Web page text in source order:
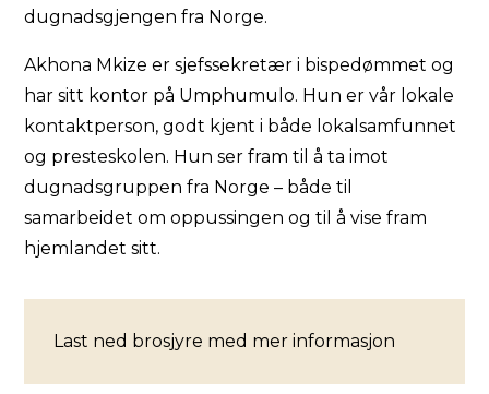
dugnadsgjengen fra Norge.
Akhona Mkize er sjefssekretær i bispedømmet og
har sitt kontor på Umphumulo. Hun er vår lokale
kontaktperson, godt kjent i både lokalsamfunnet
og presteskolen. Hun ser fram til å ta imot
dugnadsgruppen fra Norge – både til
samarbeidet om oppussingen og til å vise fram
hjemlandet sitt.
Last ned brosjyre med mer informasjon